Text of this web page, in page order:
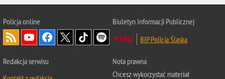
Policja online
Biuletyn Informacji Publicznej
BIP Policja Śląska
Redakcja serwisu
Nota prawna
Chcesz wykorzystać materiał